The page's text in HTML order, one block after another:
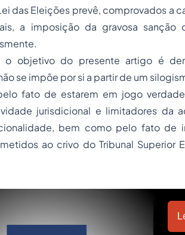
das Eleições prevê, comprovados a
a imposição da gravosa sanção
o objetivo do presente artigo é
se impõe por si a partir de um
fato de estarem em jogo
jurisdicional e limitadores da
bem como pelo fato de
ao crivo do Tribunal Superior